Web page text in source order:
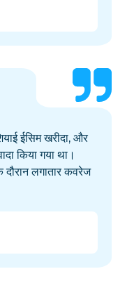
ईसिम खरीदा, और
किया गया था।
लगातार कवरेज